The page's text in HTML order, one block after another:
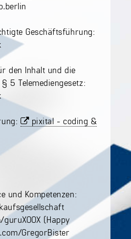
Geschäftsführung:
den Inhalt und die
5 Telemediengesetz:
pixital - coding &
und Kompetenzen:
(Happy
GregorBister